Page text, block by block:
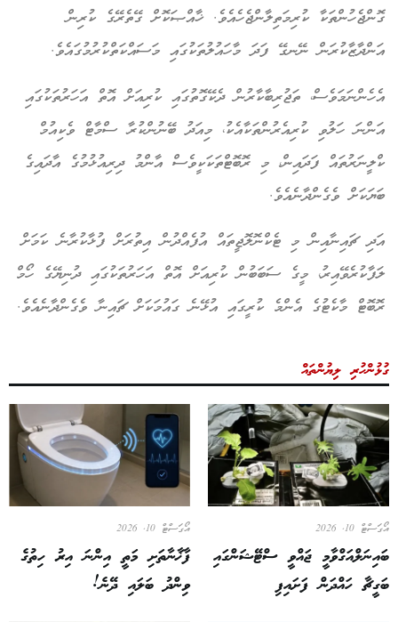
ގޮންޖެހުންތަކާ ކުރިމަތިލާންޖެހެއެވެ. ޚާއްޞަކޮށް ގޭތެރޭގެ ކުރިން
އަންދާޒާކުރަން ނޭނގޭ ފަދަ މާހައުލުތަކުގައި މަސައްކަތްކުރުމުގައެވެ.
އެހެންނަމަވެސް، ތަޖުރިބާކާރުން ދެކޭގޮތުގައި ކުރިއަށް އޮތް އަހަރުތަކުގައި
އަންނަ ހަލުވި ކުރިއެރުންތަކާއެކު، މިއަދު ބޭނުންކުރާ ސްމާޓް ވެކިއުމް
ކްލީނަރުތައް ފަދައިން، މި ރޮބޮޓްތަކަކީވެސް އާންމު ދިރިއުޅުމުގެ އާދައިގެ
ބަޔަކަށް ވެގެންދާނެއެވެ.
އަދި ޗައިނާއިން މި ޓެކްނޮލޮޖީތައް އުފެއްދުން އިތުރަށް ފުޅާކުރާނެ ކަމަށް
ލަފާކުރެވޭއިރު، މީގެ ސަބަބުން ކުރިއަށް އޮތް އަހަރުތަކުގައި ދުނިޔޭގެ ހޯމް
ރޮބޮޓް މާކެޓުގެ އެންމެ ކުރީގައި އުޅޭނެ ގައުމަކަށް ޗައިނާ ވެގެންދާނެއެވެ.
ގުޅުންހުރި ލިޔުންތައް
އޯގަސްޓް 10, 2026
ބައިނަލްއަގްވާމީ ޖައްވީ ސްޓޭޝަންގައި
ބަގީޗާ ހައްދަން ފަށައިފި
އޯގަސްޓް 10, 2026
ފާޚާނާތަށި މަތީ އިންނަ އިރު ހިތުގެ
ވިންދު ބަލައި ދޭނެ!